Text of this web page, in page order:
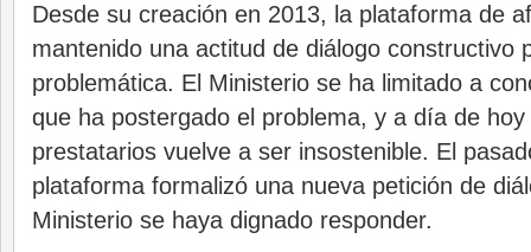
Desde su creación en 2013, la plataforma de
mantenido una actitud de diálogo constructivo
problemática. El Ministerio se ha limitado a
que ha postergado el problema, y a día de
prestatarios vuelve a ser insostenible. El
plataforma formalizó una nueva petición de
Ministerio se haya dignado responder.